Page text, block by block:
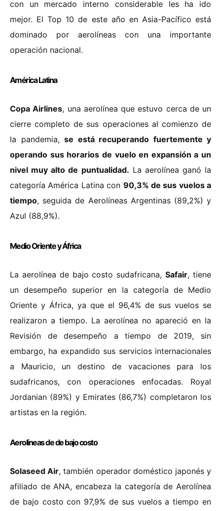
con un mercado interno considerable les ha ido
mejor. El Top 10 de este año en Asia-Pacífico está
dominado por aerolíneas con una importante
operación nacional.
América Latina
Copa Airlines, una aerolínea que estuvo cerca de un
cierre completo de sus operaciones al comienzo de
la pandemia, se está recuperando fuertemente y
operando sus horarios de vuelo en expansión a un
nivel muy alto de puntualidad. La aerolínea ganó la
categoría América Latina con 90,3% de sus vuelos a
tiempo, seguida de Aerolíneas Argentinas (89,2%) y
Azul (88,9%).
Medio Oriente y África
La aerolínea de bajo costo sudafricana,Safair, tiene
un desempeño superior en la categoría de Medio
Oriente y África, ya que el 96,4% de sus vuelos se
realizaron a tiempo. La aerolínea no apareció en la
Revisión de desempeño a tiempo de 2019, sin
embargo, ha expandido sus servicios internacionales
a Mauricio, un destino de vacaciones para los
sudafricanos, con operaciones enfocadas. Royal
Jordanian (89%) y Emirates (86,7%) completaron los
artistas en la región.
Aerolíneas de de bajo costo
Solaseed Air, también operador doméstico japonés y
afiliado de ANA, encabeza la categoría de Aerolínea
de bajo costo con 97,9% de sus vuelos a tiempo en